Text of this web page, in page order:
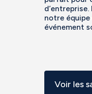
notre équipe
événement
Voir les